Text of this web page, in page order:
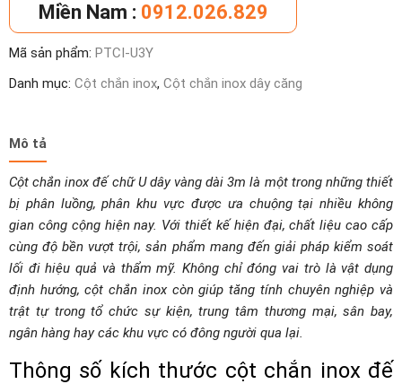
u
dây
vàng
số
lượng
Miền Nam : 0912.026.829
Mã sản phẩm: PTCI-U3Y
Danh mục: Cột chắn inox, Cột chắn inox dây căng
Mô tả
Cột chắn inox đế chữ U dây vàng dài 3m là một trong những thiết
bị phân luồng, phân khu vực được ưa chuộng tại nhiều không
gian công cộng hiện nay. Với thiết kế hiện đại, chất liệu cao cấp
cùng độ bền vượt trội, sản phẩm mang đến giải pháp kiểm soát
lối đi hiệu quả và thẩm mỹ. Không chỉ đóng vai trò là vật dụng
định hướng, cột chắn inox còn giúp tăng tính chuyên nghiệp và
trật tự trong tổ chức sự kiện, trung tâm thương mại, sân bay,
ngân hàng hay các khu vực có đông người qua lại.
Thông số kích thước cột chắn inox đế